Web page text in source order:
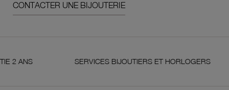
CONTACTER UNE BIJOUTERIE
SERVICES BIJOUTIERS ET HORLOGERS